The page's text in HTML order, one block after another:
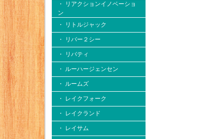
・ リアクションイノベーショ
ン
・ リトルジャック
・ リバー２シー
・ リバティ
・ ルーハージェンセン
・ ルームズ
・ レイクフォーク
・ レイクランド
・ レイサム